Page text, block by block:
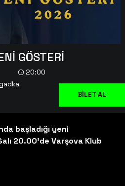
GÖSTERİ
20:00
BİLET AL
başladığı yeni
20.00'de Varşova Klub